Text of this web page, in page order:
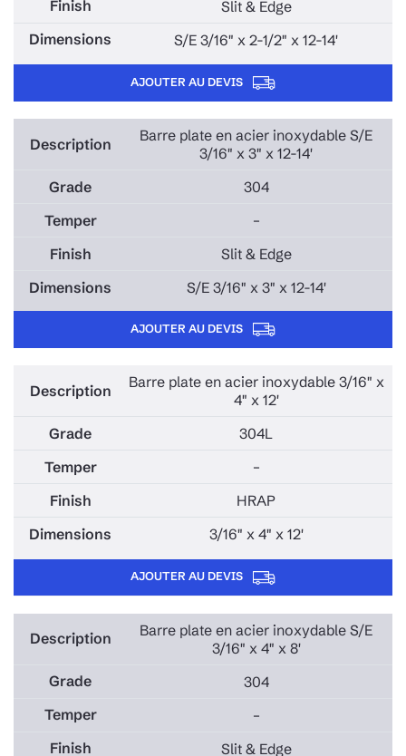
Slit & Edge
S/E 3/16" x 2-1/2" x 12-14'
AJOUTER AU DEVIS
Barre plate en acier inoxydable S/E
3/16" x 3" x 12-14'
304
–
Slit & Edge
S/E 3/16" x 3" x 12-14'
AJOUTER AU DEVIS
Barre plate en acier inoxydable 3/16" x
4" x 12'
304L
–
HRAP
3/16" x 4" x 12'
AJOUTER AU DEVIS
Barre plate en acier inoxydable S/E
3/16" x 4" x 8'
304
–
Slit & Edge